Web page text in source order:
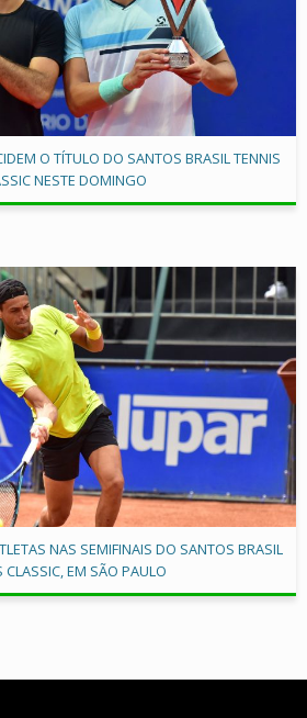
O TÍTULO DO SANTOS BRASIL TENNIS
NESTE DOMINGO
NAS SEMIFINAIS DO SANTOS BRASIL
CLASSIC, EM SÃO PAULO